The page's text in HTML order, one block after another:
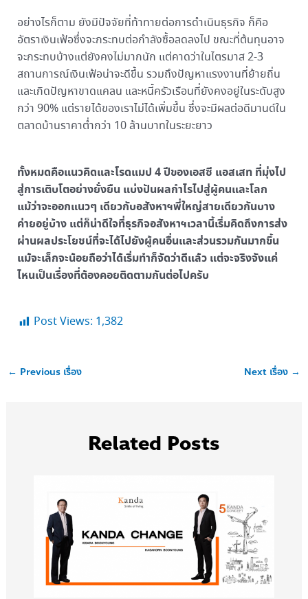
อย่างไรก็ตาม ยังมีปัจจัยที่ท้าทายต่อการดำเนินธุรกิจ ก็คือ
อัตราเงินเฟ้อซึ่งจะกระทบต่อกำลังซื้อลดลงไป ขณะที่ต้นทุนอาจ
จะกระทบบ้างแต่ยังคงไม่มากนัก แต่คาดว่าในไตรมาส 2-3
สถานการณ์เงินเฟ้อน่าจะดีขึ้น รวมถึงปัญหาแรงงานที่ย้ายถิ่น
และเกิดปัญหาขาดแคลน และหนี้ครัวเรือนที่ยังคงอยู่ในระดับสูง
กว่า 90% แต่รายได้ของเราไม่ได้เพิ่มขึ้น ซึ่งจะมีผลต่อดีมานด์ใน
ตลาดบ้านราคาต่ำกว่า 10 ล้านบาทในระยะยาว
ทั้งหมดคือแนวคิดและโรดแมป 4 ปีของเอสซี แอสเสท ที่มุ่งไป
สู่การเติบโตอย่างยั่งยืน แบ่งปันผลกำไรไปสู่ผู้คนและโลก
แม้ว่าจะออกแนวๆ เดียวกับอสังหาฯพี่ใหญ่สายเดียวกันบาง
ค่ายอยู่บ้าง แต่ก็น่าดีใจที่ธุรกิจอสังหาฯเวลานี้เริ่มคิดถึงการส่ง
ผ่านผลประโยชน์ที่จะได้ไปยังผู้คนอื่นและส่วนรวมกันมากขึ้น
แม้จะเล็กจะน้อยถือว่าได้เริ่มทำก็จัดว่าดีแล้ว แต่จะจริงจังแค่
ไหนเป็นเรื่องที่ต้องคอยติดตามกันต่อไปครับ
Post Views: 1,382
← Previous เรื่อง Next เรื่อง →
Related Posts